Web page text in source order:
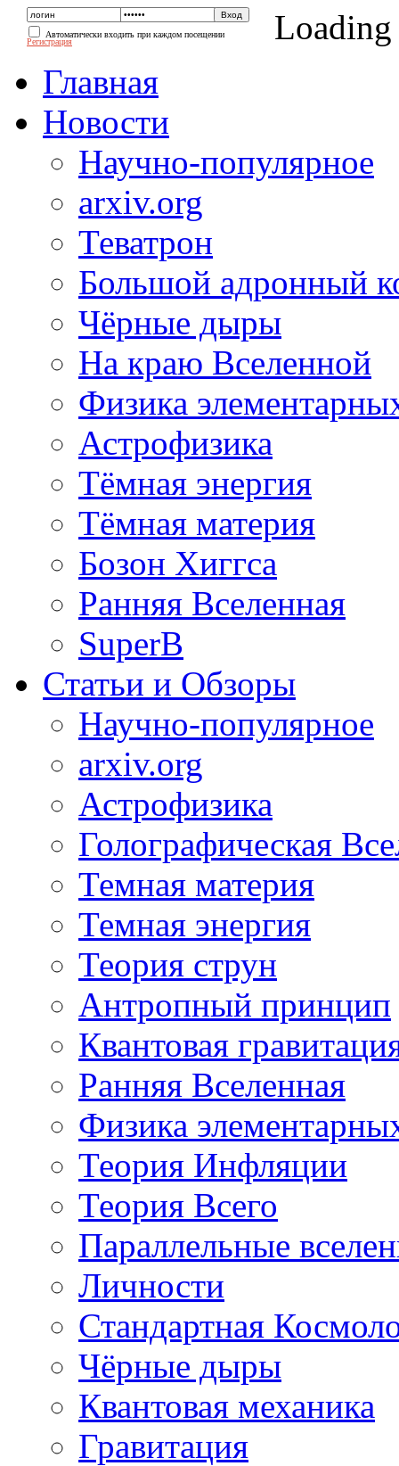
Автоматически входить при каждом посещении
Регистрация
Loading
Главная
Новости
Научно-популярное
arxiv.org
Теватрон
Большой адронный
Чёрные дыры
На краю Вселенной
Физика
Астрофизика
Тёмная энергия
Тёмная материя
Бозон Хиггса
Ранняя Вселенная
SuperB
Статьи и Обзоры
Научно-популярное
arxiv.org
Астрофизика
Голографическая
Темная материя
Темная энергия
Теория струн
Антропный принцип
Квантовая
Ранняя Вселенная
Физика
Теория Инфляции
Теория Всего
Параллельные
Личности
Стандартная
Чёрные дыры
Квантовая механика
Гравитация